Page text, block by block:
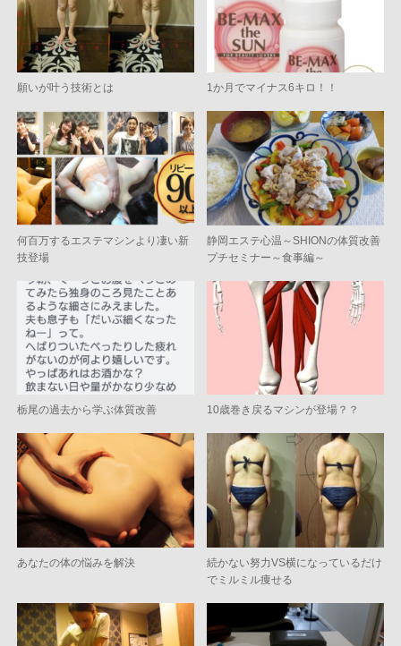
願いが叶う技術とは 1か月でマイナス6キロ！！
何百万するエステマシンより凄い新
技登場
静岡エステ心温～SHIONの体質改善
プチセミナー～食事編～
栃尾の過去から学ぶ体質改善 10歳巻き戻るマシンが登場？？
あなたの体の悩みを解決
続かない努力VS横になっているだけ
でミルミル痩せる